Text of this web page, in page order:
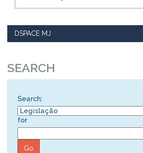
DSPACE MJ
SEARCH
Search:
for